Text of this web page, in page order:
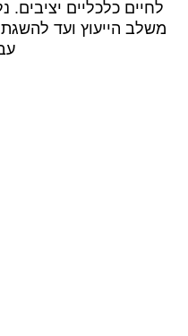
לחיים כלכליים
משלב הייעוץ ועד